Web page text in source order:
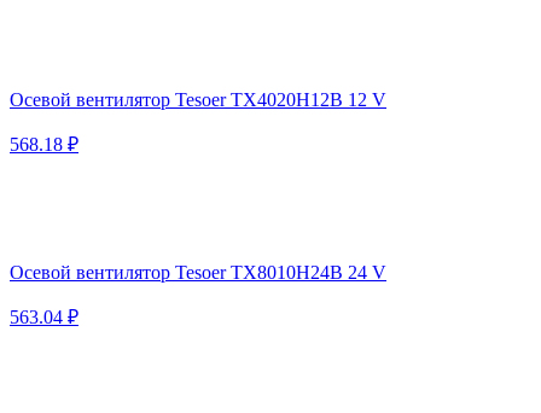
Осевой вентилятор Tesoer TX4020H12B 12 V
568.18 ₽
Осевой вентилятор Tesoer TX8010H24B 24 V
563.04 ₽